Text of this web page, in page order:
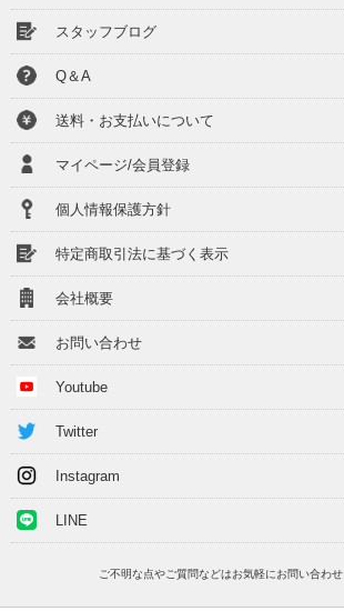
スタッフブログ
Q＆A
送料・お支払いについて
マイページ/会員登録
個人情報保護方針
特定商取引法に基づく表示
会社概要
お問い合わせ
Youtube
Twitter
Instagram
LINE
ご不明な点やご質問などはお気軽にお問い合わせ